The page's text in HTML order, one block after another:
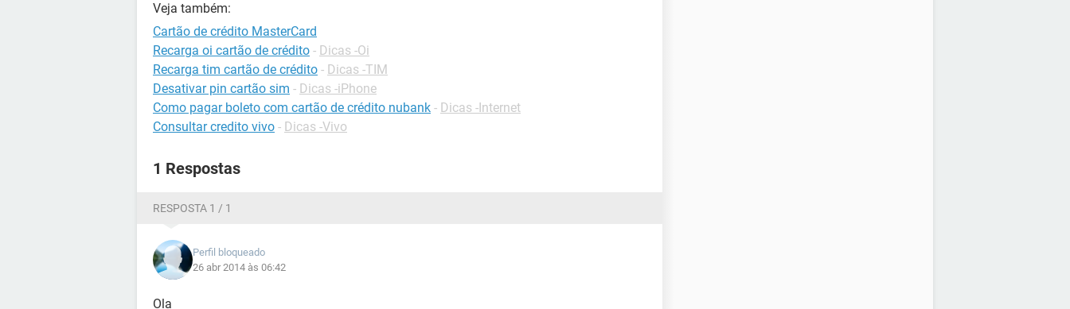
Veja também:
Cartão de crédito MasterCard
Recarga oi cartão de crédito - Dicas -Oi
Recarga tim cartão de crédito - Dicas -TIM
Desativar pin cartão sim - Dicas -iPhone
Como pagar boleto com cartão de crédito nubank - Dicas -Internet
Consultar credito vivo - Dicas -Vivo
1 Respostas
RESPOSTA 1 / 1
Perfil bloqueado
26 abr 2014 às 06:42
Ola